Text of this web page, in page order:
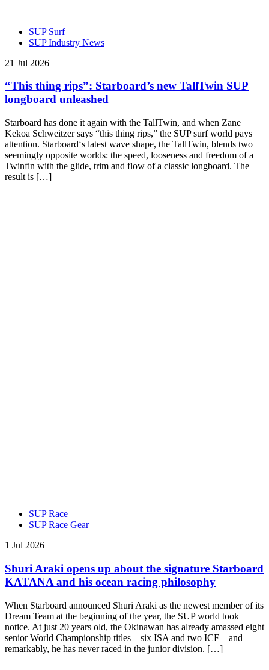
SUP Surf
SUP Industry News
21 Jul 2026
“This thing rips”: Starboard’s new TallTwin SUP
longboard unleashed
Starboard has done it again with the TallTwin, and when Zane
Kekoa Schweitzer says “this thing rips,” the SUP surf world pays
attention. Starboard‘s latest wave shape, the TallTwin, blends two
seemingly opposite worlds: the speed, looseness and freedom of a
Twinfin with the glide, trim and flow of a classic longboard. The
result is […]
SUP Race
SUP Race Gear
1 Jul 2026
Shuri Araki opens up about the signature Starboard
KATANA and his ocean racing philosophy
When Starboard announced Shuri Araki as the newest member of its
Dream Team at the beginning of the year, the SUP world took
notice. At just 20 years old, the Okinawan has already amassed eight
senior World Championship titles – six ISA and two ICF – and
remarkably, he has never raced in the junior division. […]